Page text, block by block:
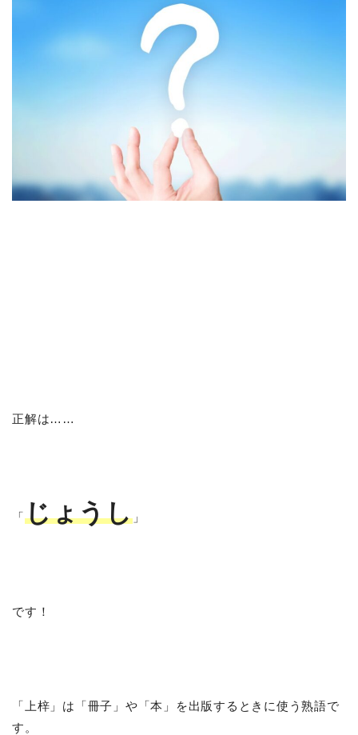
正解は……
「じょうし」
です！
「上梓」は「冊子」や「本」を出版するときに使う熟語で
す。